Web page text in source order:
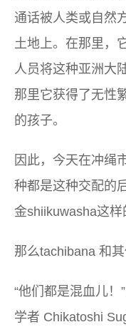
通话被人类或自然
土地上。在那里，
人员将这种亚洲大
那里它获得了无性
的孩子。
因此，今天在冲绳
种都是这种交配的
金shiikuwasha这样
那么tachibana 和
“他们都是混血儿
学者 Chikatoshi